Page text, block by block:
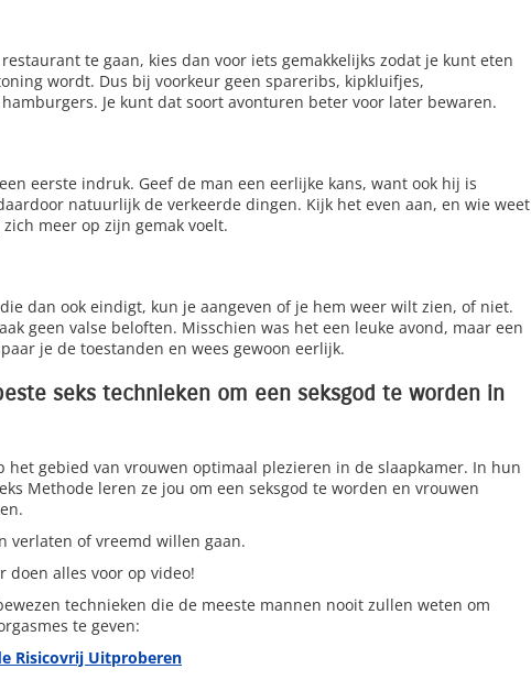
te gaan, kies dan voor iets gemakkelijks zodat je kunt eten
wordt. Dus bij voorkeur geen spareribs, kipkluifjes,
Je kunt dat soort avonturen beter voor later bewaren.
eerste indruk. Geef de man een eerlijke kans, want ook hij is
natuurlijk de verkeerde dingen. Kijk het even aan, en wie weet
meer op zijn gemak voelt.
dan ook eindigt, kun je aangeven of je hem weer wilt zien, of niet.
geen valse beloften. Misschien was het een leuke avond, maar een
je de toestanden en wees gewoon eerlijk.
beste seks technieken om een seksgod te worden in
het gebied van vrouwen optimaal plezieren in de slaapkamer. In hun
Methode leren ze jou om een seksgod te worden en vrouwen
verlaten of vreemd willen gaan.
doen alles voor op video!
technieken die de meeste mannen nooit zullen weten om
te geven:
Risicovrij Uitproberen